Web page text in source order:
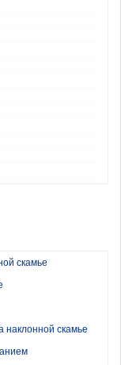
скамье
наклонной скамье